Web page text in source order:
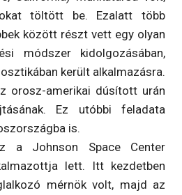
töltött be. Ezalatt több
között részt vett egy olyan
módszer kidolgozásában,
került alkalmazásra.
orosz-amerikai dúsított urán
Ez utóbbi feladata
is.
a Johnson Space Center
lett. Itt kezdetben
mérnök volt, majd az